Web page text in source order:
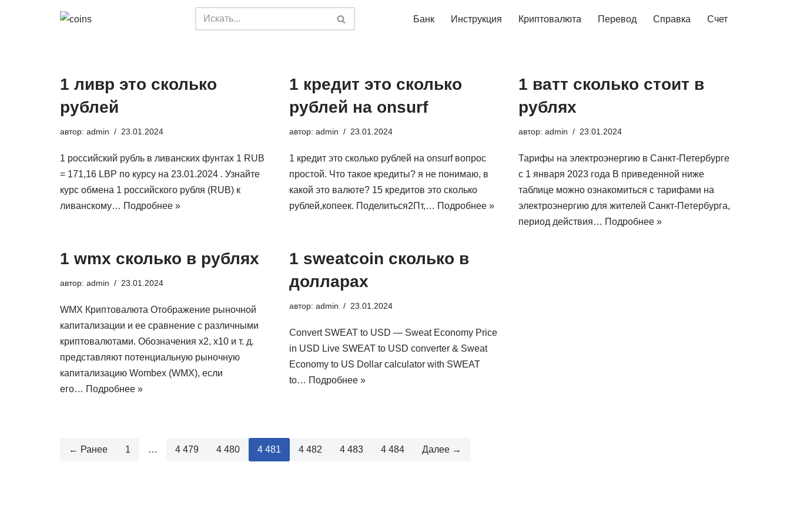
Банк Инструкция Криптовалюта Перевод Справка Счет
1 ливр это сколько
рублей
автор: admin 23.01.2024
1 российский рубль в ливанских фунтах 1 RUB
= 171,16 LBP по курсу на 23.01.2024 . Узнайте
курс обмена 1 российского рубля (RUB) к
ливанскому… Подробнее »
1 кредит это сколько
рублей на onsurf
автор: admin 23.01.2024
1 кредит это сколько рублей на onsurf вопрос
простой. Что такое кредиты? я не понимаю, в
какой это валюте? 15 кредитов это сколько
рублей,копеек. Поделиться2Пт,… Подробнее »
1 ватт сколько стоит в
рублях
автор: admin 23.01.2024
Тарифы на электроэнергию в Санкт-Петербурге
с 1 января 2023 года В приведенной ниже
таблице можно ознакомиться с тарифами на
электроэнергию для жителей Санкт-Петербурга,
период действия… Подробнее »
1 wmx сколько в рублях
автор: admin 23.01.2024
WMX Криптовалюта Отображение рыночной
капитализации и ее сравнение с различными
криптовалютами. Обозначения x2, x10 и т. д.
представляют потенциальную рыночную
капитализацию Wombex (WMX), если
его… Подробнее »
1 sweatcoin сколько в
долларах
автор: admin 23.01.2024
Convert SWEAT to USD — Sweat Economy Price
in USD Live SWEAT to USD converter & Sweat
Economy to US Dollar calculator with SWEAT
to… Подробнее »
← Ранее 1 … 4 479 4 480 4 481 4 482 4 483 4 484 Далее →